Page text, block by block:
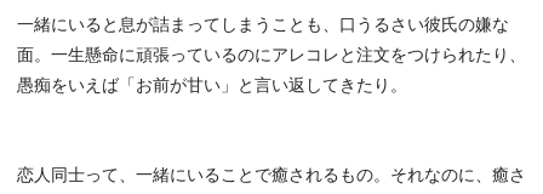
一緒にいると息が詰まってしまうことも、口うるさい彼氏の嫌な
面。一生懸命に頑張っているのにアレコレと注文をつけられたり、
愚痴をいえば「お前が甘い」と言い返してきたり。
恋人同士って、一緒にいることで癒されるもの。それなのに、癒さ